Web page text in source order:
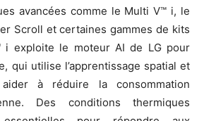
avancées comme le Multi V™ i, le
Scroll et certaines gammes de kits
i exploite le moteur AI de LG pour
qui utilise l’apprentissage spatial et
à réduire la consommation
Des conditions thermiques